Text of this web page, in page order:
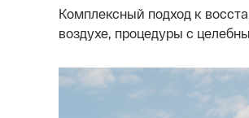
Комплексный подход к
воздухе, процедуры с